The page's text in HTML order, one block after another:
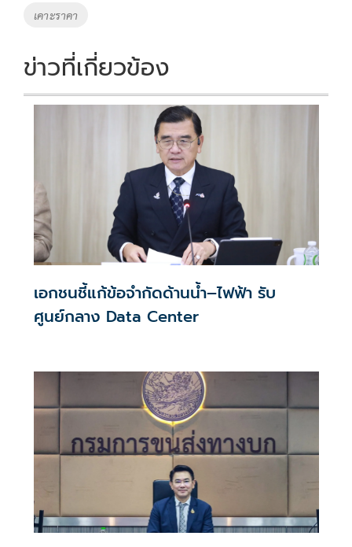
เคาะราคา
ข่าวที่เกี่ยวข้อง
เอกชนชี้แก้ข้อจำกัดด้านน้ำ–ไฟฟ้า รับ
ศูนย์กลาง Data Center